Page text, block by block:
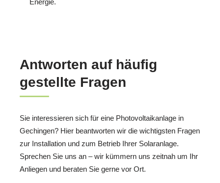
Energie.
Antworten auf häufig
gestellte Fragen
Sie interessieren sich für eine Photovoltaikanlage in
Gechingen? Hier beantworten wir die wichtigsten Fragen
zur Installation und zum Betrieb Ihrer Solaranlage.
Sprechen Sie uns an – wir kümmern uns zeitnah um Ihr
Anliegen und beraten Sie gerne vor Ort.